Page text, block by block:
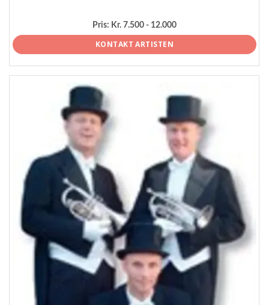
Pris: Kr. 7.500 - 12.000
KONTAKT ARTISTEN